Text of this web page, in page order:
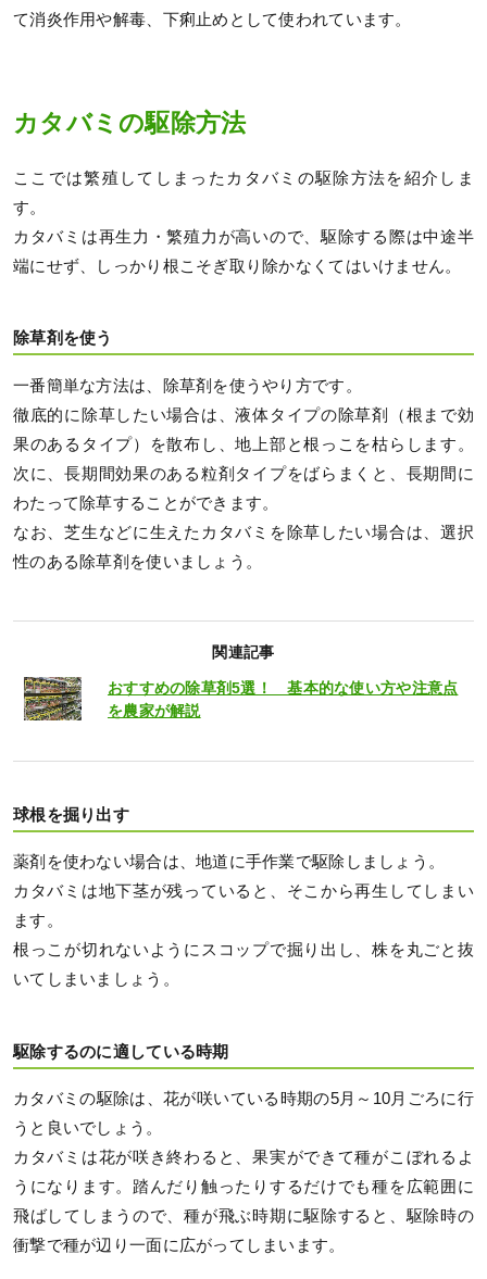
て消炎作用や解毒、下痢止めとして使われています。
カタバミの駆除方法
ここでは繁殖してしまったカタバミの駆除方法を紹介しま
す。
カタバミは再生力・繁殖力が高いので、駆除する際は中途半
端にせず、しっかり根こそぎ取り除かなくてはいけません。
除草剤を使う
一番簡単な方法は、除草剤を使うやり方です。
徹底的に除草したい場合は、液体タイプの除草剤（根まで効
果のあるタイプ）を散布し、地上部と根っこを枯らします。
次に、長期間効果のある粒剤タイプをばらまくと、長期間に
わたって除草することができます。
なお、芝生などに生えたカタバミを除草したい場合は、選択
性のある除草剤を使いましょう。
関連記事
おすすめの除草剤5選！ 基本的な使い方や注意点
を農家が解説
球根を掘り出す
薬剤を使わない場合は、地道に手作業で駆除しましょう。
カタバミは地下茎が残っていると、そこから再生してしまい
ます。
根っこが切れないようにスコップで掘り出し、株を丸ごと抜
いてしまいましょう。
駆除するのに適している時期
カタバミの駆除は、花が咲いている時期の5月～10月ごろに行
うと良いでしょう。
カタバミは花が咲き終わると、果実ができて種がこぼれるよ
うになります。踏んだり触ったりするだけでも種を広範囲に
飛ばしてしまうので、種が飛ぶ時期に駆除すると、駆除時の
衝撃で種が辺り一面に広がってしまいます。